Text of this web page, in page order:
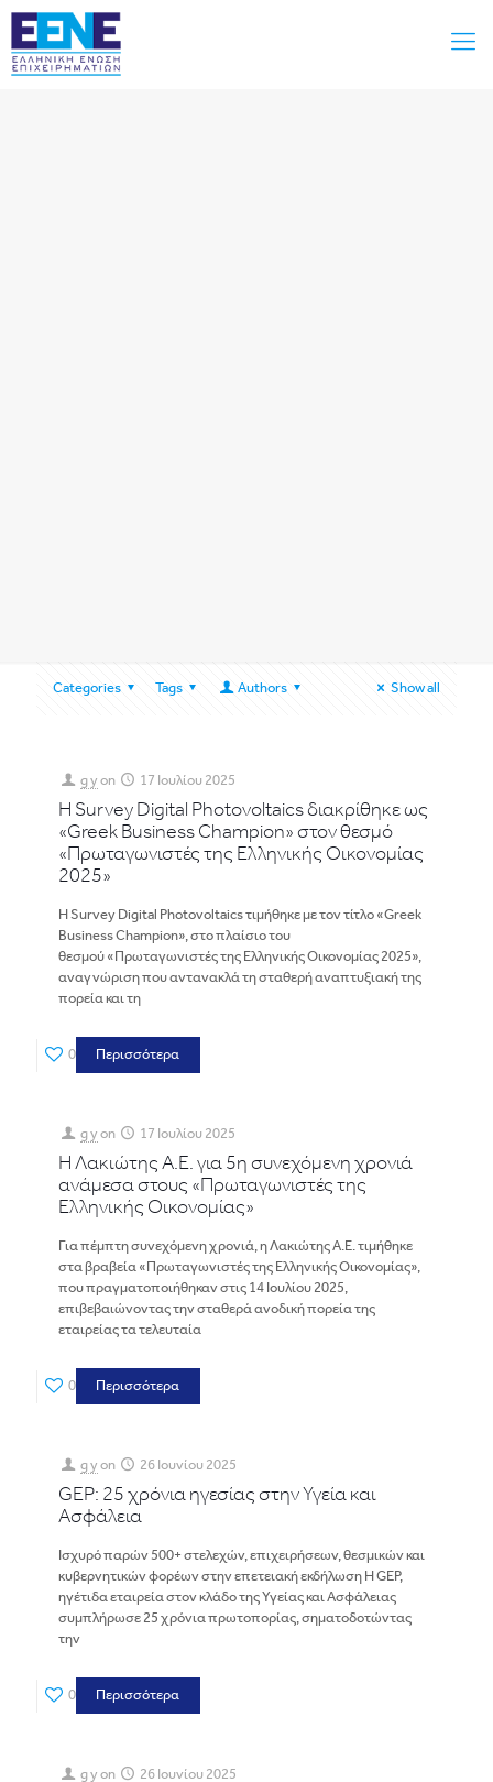
Categories Tags Authors Show all
g y on 17 Ιουλίου 2025
Η Survey Digital Photovoltaics διακρίθηκε ως
«Greek Business Champion» στον θεσμό
«Πρωταγωνιστές της Ελληνικής Οικονομίας
2025»
Η Survey Digital Photovoltaics τιμήθηκε με τον τίτλο «Greek
Business Champion», στο πλαίσιο του
θεσμού «Πρωταγωνιστές της Ελληνικής Οικονομίας 2025»,
αναγνώριση που αντανακλά τη σταθερή αναπτυξιακή της
πορεία και τη
0 Περισσότερα
g y on 17 Ιουλίου 2025
Η Λακιώτης Α.Ε. για 5η συνεχόμενη χρονιά
ανάμεσα στους «Πρωταγωνιστές της
Ελληνικής Οικονομίας»
Για πέμπτη συνεχόμενη χρονιά, η Λακιώτης Α.Ε. τιμήθηκε
στα βραβεία «Πρωταγωνιστές της Ελληνικής Οικονομίας»,
που πραγματοποιήθηκαν στις 14 Ιουλίου 2025,
επιβεβαιώνοντας την σταθερά ανοδική πορεία της
εταιρείας τα τελευταία
0 Περισσότερα
g y on 26 Ιουνίου 2025
GEP: 25 χρόνια ηγεσίας στην Υγεία και
Ασφάλεια
Ισχυρό παρών 500+ στελεχών, επιχειρήσεων, θεσμικών και
κυβερνητικών φορέων στην επετειακή εκδήλωση Η GEP,
ηγέτιδα εταιρεία στον κλάδο της Υγείας και Ασφάλειας
συμπλήρωσε 25 χρόνια πρωτοπορίας, σηματοδοτώντας
την
0 Περισσότερα
g y on 26 Ιουνίου 2025